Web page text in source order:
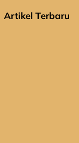
Artikel Terbaru